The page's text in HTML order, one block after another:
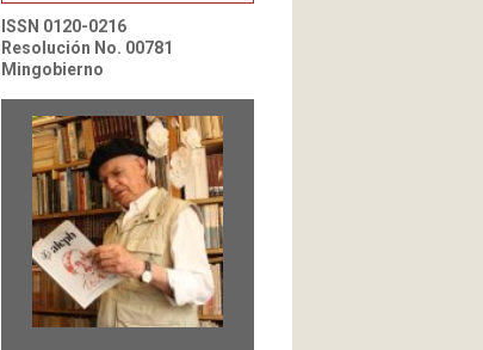
ISSN 0120-0216
Resolución No. 00781
Mingobierno